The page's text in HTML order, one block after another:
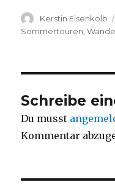
Autor
Kerstin Eisenkolb
Sommertouren,
Schreibe
Du musst
Kommentar